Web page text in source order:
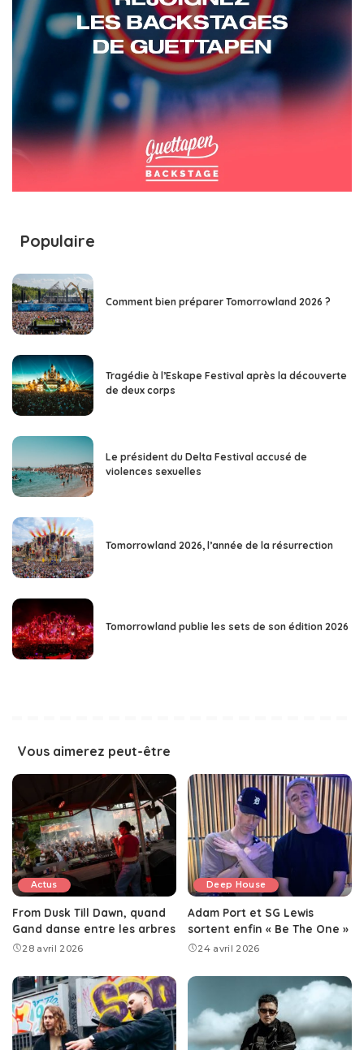
Populaire
Comment bien préparer Tomorrowland 2026 ?
Tragédie à l’Eskape Festival après la découverte
de deux corps
Le président du Delta Festival accusé de
violences sexuelles
Tomorrowland 2026, l’année de la résurrection
Tomorrowland publie les sets de son édition 2026
Vous aimerez peut-être
Actus
From Dusk Till Dawn, quand
Gand danse entre les arbres
28 avril 2026
Deep House
Adam Port et SG Lewis
sortent enfin « Be The One »
24 avril 2026